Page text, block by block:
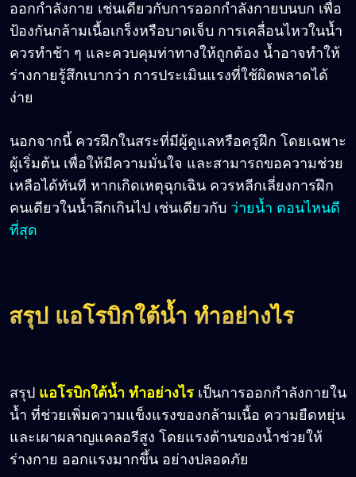
ออกกำลังกาย เช่นเดียวกับการออกกำลังกายบนบก เพื่อ
ป้องกันกล้ามเนื้อเกร็งหรือบาดเจ็บ การเคลื่อนไหวในน้ำ
ควรทำช้า ๆ และควบคุมท่าทางให้ถูกต้อง น้ำอาจทำให้
ร่างกายรู้สึกเบากว่า การประเมินแรงที่ใช้ผิดพลาดได้
ง่าย
นอกจากนี้ ควรฝึกในสระที่มีผู้ดูแลหรือครูฝึก โดยเฉพาะ
ผู้เริ่มต้น เพื่อให้มีความมั่นใจ และสามารถขอความช่วย
เหลือได้ทันที หากเกิดเหตุฉุกเฉิน ควรหลีกเลี่ยงการฝึก
คนเดียวในน้ำลึกเกินไป เช่นเดียวกับ ว่ายน้ำ ตอนไหนดี
ที่สุด
สรุป แอโรบิกใต้น้ำ ทำอย่างไร
สรุป แอโรบิกใต้น้ำ ทำอย่างไร เป็นการออกกำลังกายใน
น้ำ ที่ช่วยเพิ่มความแข็งแรงของกล้ามเนื้อ ความยืดหยุ่น
และเผาผลาญแคลอรีสูง โดยแรงต้านของน้ำช่วยให้
ร่างกาย ออกแรงมากขึ้น อย่างปลอดภัย